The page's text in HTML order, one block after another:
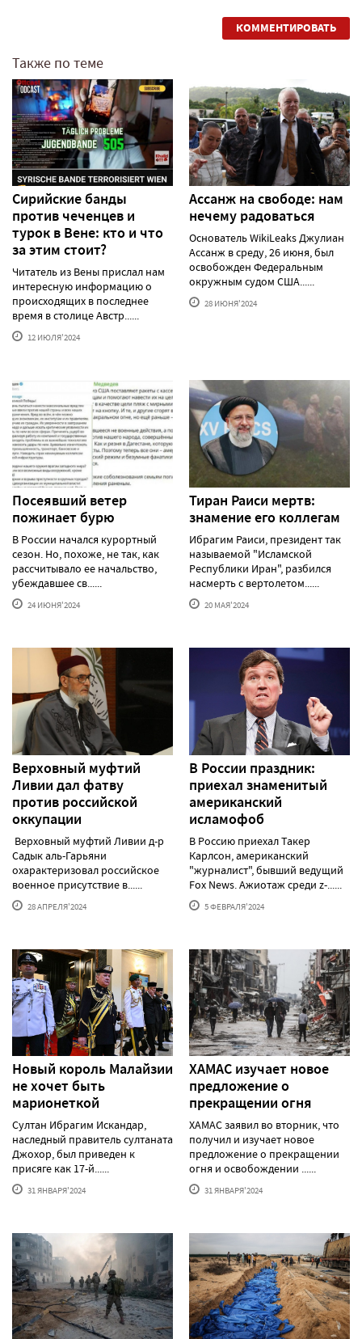
КОММЕНТИРОВАТЬ
Также по теме
Сирийские банды
против чеченцев и
турок в Вене: кто и что
за этим стоит?
Читатель из Вены прислал нам
интересную информацию о
происходящих в последнее
время в столице Австр......
12 ИЮЛЯ'2024
Ассанж на свободе: нам
нечему радоваться
Основатель WikiLeaks Джулиан
Ассанж в среду, 26 июня, был
освобожден Федеральным
окружным судом США......
28 ИЮНЯ'2024
Посеявший ветер
пожинает бурю
В России начался курортный
сезон. Но, похоже, не так, как
рассчитывало ее начальство,
убеждавшее св......
24 ИЮНЯ'2024
Тиран Раиси мертв:
знамение его коллегам
Ибрагим Раиси, президент так
называемой "Исламской
Республики Иран", разбился
насмерть с вертолетом......
20 МАЯ'2024
Верховный муфтий
Ливии дал фатву
против российской
оккупации
Верховный муфтий Ливии д-р
Садык аль-Гарьяни
охарактеризовал российское
военное присутствие в......
28 АПРЕЛЯ'2024
В России праздник:
приехал знаменитый
американский
исламофоб
В Россию приехал Такер
Карлсон, американский
"журналист", бывший ведущий
Fox News. Ажиотаж среди z-......
5 ФЕВРАЛЯ'2024
Новый король Малайзии
не хочет быть
марионеткой
Султан Ибрагим Искандар,
наследный правитель султаната
Джохор, был приведен к
присяге как 17-й......
31 ЯНВАРЯ'2024
ХАМАС изучает новое
предложение о
прекращении огня
ХАМАС заявил во вторник, что
получил и изучает новое
предложение о прекращении
огня и освобождении ......
31 ЯНВАРЯ'2024